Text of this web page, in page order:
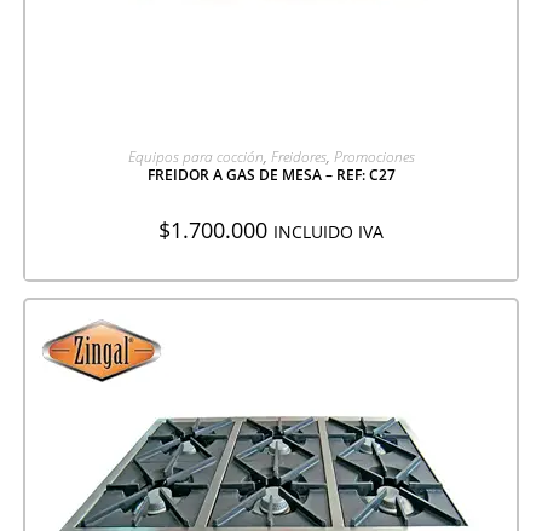
AGREGAR A COTIZACIÓN
Equipos para cocción, Freidores, Promociones
FREIDOR A GAS DE MESA – REF: C27
$1.700.000 INCLUIDO IVA